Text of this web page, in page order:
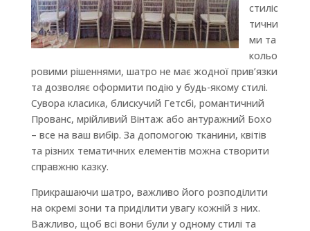
стиліс
тични
ми та
кольо
ровими рішеннями, шатро не має жодної прив’язки
та дозволяє оформити подію у будь-якому стилі.
Сувора класика, блискучий Гетсбі, романтичний
Прованс, мрійливий Вінтаж або антуражний Бохо
– все на ваш вибір. За допомогою тканини, квітів
та різних тематичних елементів можна створити
справжню казку.
Прикрашаючи шатро, важливо його розподілити
на окремі зони та приділити увагу кожній з них.
Важливо, щоб всі вони були у одному стилі та